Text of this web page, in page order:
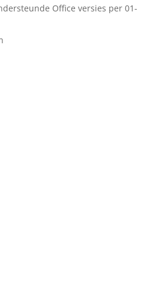
Office versies per 01-